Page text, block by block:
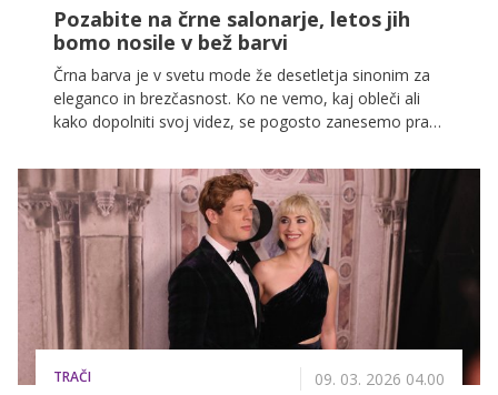
Pozabite na črne salonarje, letos jih
bomo nosile v bež barvi
Črna barva je v svetu mode že desetletja sinonim za
eleganco in brezčasnost. Ko ne vemo, kaj obleči ali
kako dopolniti svoj videz, se pogosto zanesemo prav
letih pa je vse več pozornosti deležna tudi bež barva,
ki postaja nova nevtralna osnova garderobe.
TRAČI 09. 03. 2026 04.00